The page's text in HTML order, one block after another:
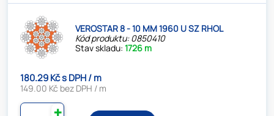
VEROSTAR 8 - 10 MM 1960 U SZ RHOL
Kód produktu: 0850410
Stav skladu:1726 m
180.29 Kč s DPH / m
149.00 Kč bez DPH / m
✚